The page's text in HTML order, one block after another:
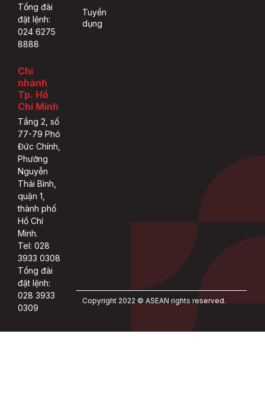
Tổng đài
đặt lệnh:
024 6275
8888
Chi
nhánh
Tp. Hồ
Chí Minh
Tầng 2, số
77-79 Phó
Đức Chính,
Phường
Nguyễn
Thái Bình,
quận 1,
thành phố
Hồ Chí
Minh.
Tel: 028
3933 0308
Tổng đài
đặt lệnh:
028 3933
0309
Tuyển
dụng
Copyright 2022 © ASEAN rights reserved.